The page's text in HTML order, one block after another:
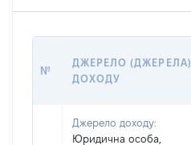
№
ДЖЕРЕЛО (ДЖЕРЕЛА)
ДОХОДУ
Джерело доходу:
Юридична особа,